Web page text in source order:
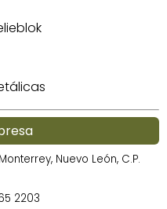
Nuevo León, C.P.
2203